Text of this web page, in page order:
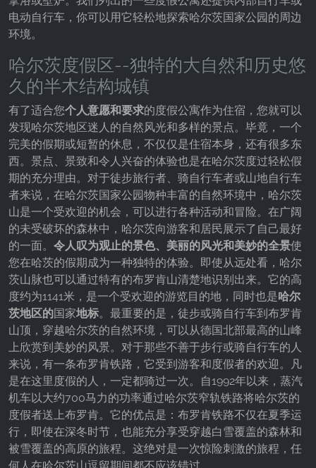
电动自行车，你可以用它轻松地探索哈尔茨国家公园的周边
环境。
哈尔茨度假区--独特的大自然和历史悠
久的半木结构城镇
有了适合您个人意愿和要求的度假公寓作为住宿，您就可以
发现哈尔茨地区迷人的自然风光和多样的景点。毕竟，一个
完美的假期或短暂的休息，不仅仅是住宿本身，还有很多东
西。景点、景致和令人兴奋的体验也是在哈尔茨度过轻松假
期的充分理由。对于徒步旅行者、骑自行车者或山地自行车
者来说，在哈尔茨国家公园物种丰富的自然环境中，哈尔茨
山是一个受欢迎的机会，可以进行各种活动和冒险。在广阔
的未受破坏的森林中，哈尔茨向游客和居民展示了自己最好
的一面。 令人叹为观止的景色、美丽的风光和美妙的全景使
您在哈茨的假期成为一种独特的体验。即使从远处看，哈尔
茨山脉也可以通过特有的布罗肯山清楚地识别出来。它的高
度约为1141米，是一个受欢迎的游览目的地，同时也是哈尔
茨地区的国家地标。最重要的是，徒步或骑自行车到布罗肯
山顶，穿越哈尔茨的自然环境，可以从德国北部最高的山峰
上欣赏到美妙的风景。对于那些不善于步行或骑自行车的人
来说，有一条布罗肯铁路，它受到游客和度假者的欢迎。凡
是在这里度假的人，一定都骑过一次。自1992年以来，蒸汽
机车以大约700马力的功率通过哈尔茨窄轨铁路将哈尔茨的
度假者送上布罗肯。它的优点是：布罗肯铁路不仅在夏季运
行，即使在深冬时节，也能充分享受穿越白雪覆盖的森林和
被雪覆盖的高原的旅程。这绝对是一次惊险刺激的旅程，任